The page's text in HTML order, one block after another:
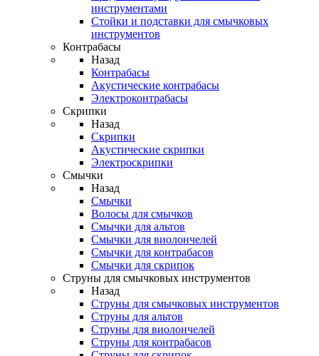
инструментами
Стойки и подставки для смычковых
инструментов
Контрабасы
Назад
Контрабасы
Акустические контрабасы
Электроконтрабасы
Скрипки
Назад
Скрипки
Акустические скрипки
Электроскрипки
Смычки
Назад
Смычки
Волосы для смычков
Смычки для альтов
Смычки для виолончелей
Смычки для контрабасов
Смычки для скрипок
Струны для смычковых инструментов
Назад
Струны для смычковых инструментов
Струны для альтов
Струны для виолончелей
Струны для контрабасов